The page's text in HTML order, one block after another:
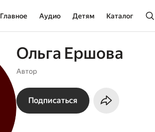
Главное Аудио Детям Каталог
Ольга Ершова
Автор
Подписаться